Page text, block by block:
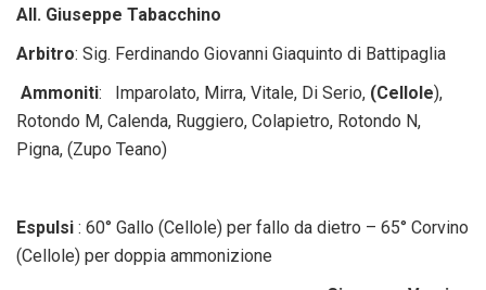
All. Giuseppe Tabacchino
Arbitro: Sig. Ferdinando Giovanni Giaquinto di Battipaglia
Ammoniti: Imparolato, Mirra, Vitale, Di Serio, (Cellole),
Rotondo M, Calenda, Ruggiero, Colapietro, Rotondo N,
Pigna, (Zupo Teano)
Espulsi : 60° Gallo (Cellole) per fallo da dietro – 65° Corvino
(Cellole) per doppia ammonizione